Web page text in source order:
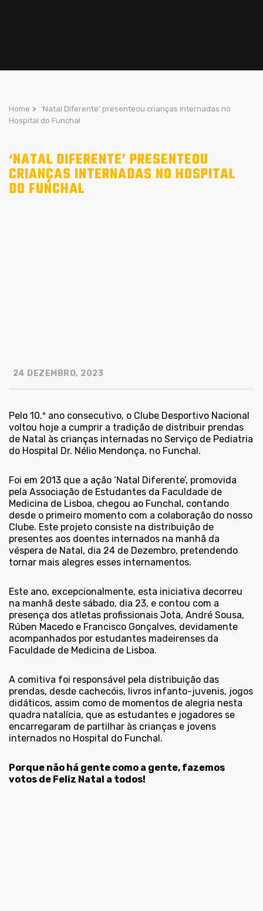
Home > ‘Natal Diferente’ presenteou crianças internadas no
Hospital do Funchal
‘NATAL DIFERENTE’ PRESENTEOU
CRIANÇAS INTERNADAS NO HOSPITAL
DO FUNCHAL
24 DEZEMBRO, 2023
Pelo 10.º ano consecutivo, o Clube Desportivo Nacional
voltou hoje a cumprir a tradição de distribuir prendas
de Natal às crianças internadas no Serviço de Pediatria
do Hospital Dr. Nélio Mendonça, no Funchal.
Foi em 2013 que a ação ‘Natal Diferente’, promovida
pela Associação de Estudantes da Faculdade de
Medicina de Lisboa, chegou ao Funchal, contando
desde o primeiro momento com a colaboração do nosso
Clube. Este projeto consiste na distribuição de
presentes aos doentes internados na manhã da
véspera de Natal, dia 24 de Dezembro, pretendendo
tornar mais alegres esses internamentos.
Este ano, excepcionalmente, esta iniciativa decorreu
na manhã deste sábado, dia 23, e contou com a
presença dos atletas profissionais Jota, André Sousa,
Rúben Macedo e Francisco Gonçalves, devidamente
acompanhados por estudantes madeirenses da
Faculdade de Medicina de Lisboa.
A comitiva foi responsável pela distribuição das
prendas, desde cachecóis, livros infanto-juvenis, jogos
didáticos, assim como de momentos de alegria nesta
quadra natalícia, que as estudantes e jogadores se
encarregaram de partilhar às crianças e jovens
internados no Hospital do Funchal.
Porque não há gente como a gente, fazemos
votos de Feliz Natal a todos!